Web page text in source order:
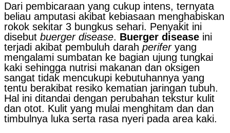
Dari pembicaraan yang cukup intens, ternyata
beliau amputasi akibat kebiasaan menghabiskan
rokok sekitar 3 bungkus sehari. Penyakit ini
disebut buerger disease. Buerger disease ini
terjadi akibat pembuluh darah periferyang
mengalami sumbatan ke bagian ujung tungkai
kaki sehingga nutrisi makanan dan oksigen
sangat tidak mencukupi kebutuhannya yang
tentu berakibat resiko kematian jaringan tubuh.
Hal ini ditandai dengan perubahan tekstur kulit
dan otot. Kulit yang mulai menghitam dan dan
timbulnya luka serta rasa nyeri pada area kaki.